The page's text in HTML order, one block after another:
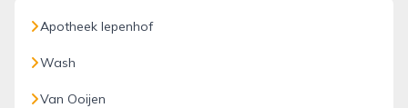
Apotheek Iepenhof
Wash
Van Ooijen